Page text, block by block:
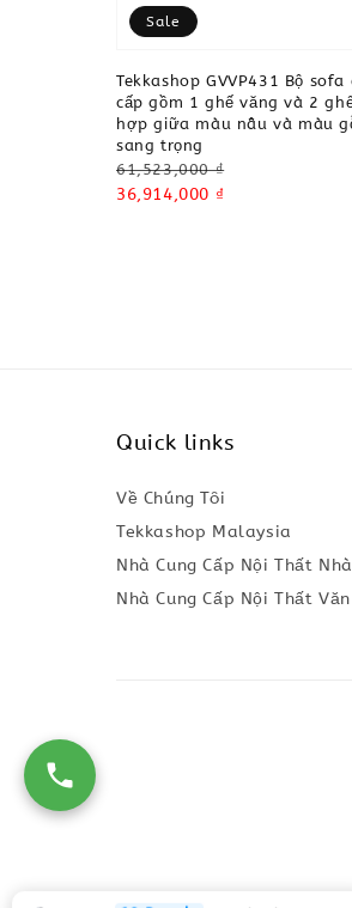
Sale
Tekkashop GVVP431 Bộ sofa
cấp gồm 1 ghế văng và 2
hợp giữa màu nâu và màu
sang trọng
Regular
price
61,523,000 ₫
Sale
36,914,000 ₫
Quick links
Về Chúng Tôi
Tekkashop Malaysia
Nhà Cung Cấp Nội Thất
Nhà Cung Cấp Nội Thất